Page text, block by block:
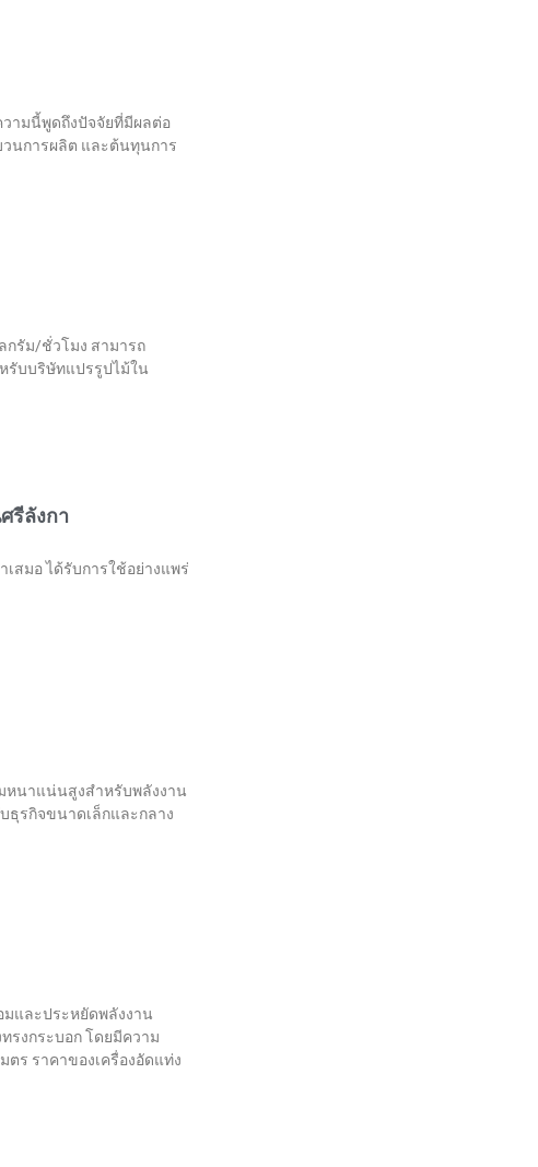
วามนี้พูดถึงปัจจัยที่มีผลต่อ
วนการผลิต และต้นทุนการ
กรัม/ชั่วโมง สามารถ
รับบริษัทแปรรูปไม้ใน
รีลังกา
สมอ ได้รับการใช้อย่างแพร่
หนาแน่นสูงสำหรับพลังงาน
ธุรกิจขนาดเล็กและกลาง
และประหยัดพลังงาน
รงกระบอก โดยมีความ
ตร ราคาของเครื่องอัดแท่ง